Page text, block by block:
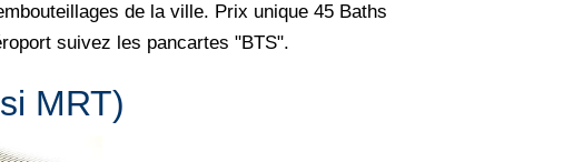
de la ville. Prix unique 45 Baths
suivez les pancartes "BTS".
MRT)